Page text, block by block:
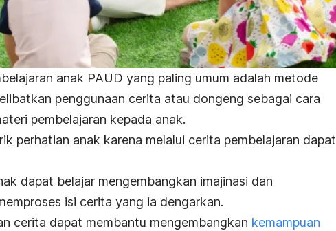
anak PAUD yang paling umum adalah metode
penggunaan cerita atau dongeng sebagai cara
pembelajaran kepada anak.
perhatian anak karena melalui cerita pembelajaran dapat
dapat belajar mengembangkan imajinasi dan
isi cerita yang ia dengarkan.
cerita dapat membantu mengembangkan kemampuan